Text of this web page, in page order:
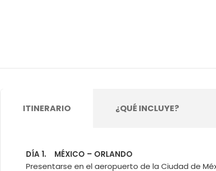
ITINERARIO ¿QUÉ INCLUYE?
DÍA 1.
MÉXICO – ORLANDO
Presentarse en el aeropuerto de la Ciudad de